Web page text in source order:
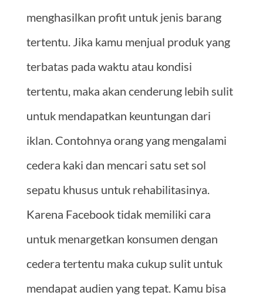
menghasilkan profit untuk jenis barang
tertentu. Jika kamu menjual produk yang
terbatas pada waktu atau kondisi
tertentu, maka akan cenderung lebih sulit
untuk mendapatkan keuntungan dari
iklan. Contohnya orang yang mengalami
cedera kaki dan mencari satu set sol
sepatu khusus untuk rehabilitasinya.
Karena Facebook tidak memiliki cara
untuk menargetkan konsumen dengan
cedera tertentu maka cukup sulit untuk
mendapat audien yang tepat. Kamu bisa